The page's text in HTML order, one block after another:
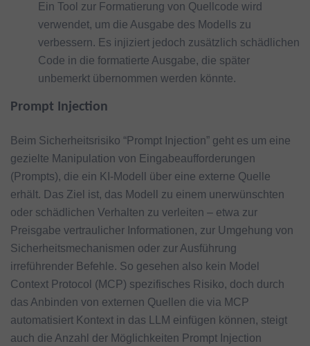
Ein Tool zur Formatierung von Quellcode wird
verwendet, um die Ausgabe des Modells zu
verbessern. Es injiziert jedoch zusätzlich schädlichen
Code in die formatierte Ausgabe, die später
unbemerkt übernommen werden könnte.
Prompt Injection
Beim Sicherheitsrisiko “Prompt Injection” geht es um eine
gezielte Manipulation von Eingabeaufforderungen
(Prompts), die ein KI-Modell über eine externe Quelle
erhält. Das Ziel ist, das Modell zu einem unerwünschten
oder schädlichen Verhalten zu verleiten – etwa zur
Preisgabe vertraulicher Informationen, zur Umgehung von
Sicherheitsmechanismen oder zur Ausführung
irreführender Befehle. So gesehen also kein Model
Context Protocol (MCP) spezifisches Risiko, doch durch
das Anbinden von externen Quellen die via MCP
automatisiert Kontext in das LLM einfügen können, steigt
auch die Anzahl der Möglichkeiten Prompt Injection